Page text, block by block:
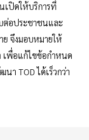
เปิดให้บริการที่
ต่อประชาชนและ
ย จึงมอบหมายให้
เพื่อแก้ไขข้อกำหนด
า TOD ได้เร็วกว่า